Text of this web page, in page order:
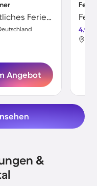
Familienfreundliches gemütliches Ferienhaus mit Garten, Grill und Whirlpool | Panoramablick | Haustiere erlaubt
Angebot
4.9
&